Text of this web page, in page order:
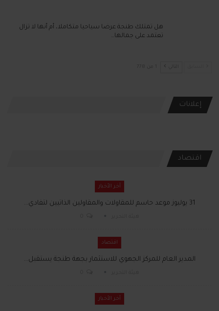
هل تمتلك طنجة عرضا سياحيا متكاملا، أم أنها لا تزال
تعتمد على جمالها…
التالي
إعلانات
اقتصاد
آخر الأخبار
31 يوليوز موعد حاسم للمقاولات والمقاولين الذاتيين لتفادي…
اقتصاد
المدير العام للمركز الجهوي للاستثمار بجهة طنجة يستقبل…
آخر الأخبار